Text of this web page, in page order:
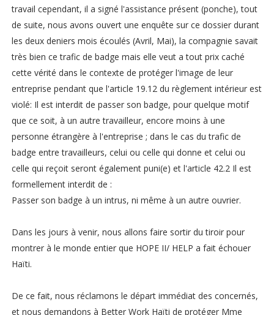
travail cependant, il a signé l'assistance présent (ponche), tout
de suite, nous avons ouvert une enquête sur ce dossier durant
les deux deniers mois écoulés (Avril, Mai), la compagnie savait
très bien ce trafic de badge mais elle veut a tout prix caché
cette vérité dans le contexte de protéger l'image de leur
entreprise pendant que l'article 19.12 du règlement intérieur est
violé: Il est interdit de passer son badge, pour quelque motif
que ce soit, à un autre travailleur, encore moins à une
personne étrangère à l'entreprise ; dans le cas du trafic de
badge entre travailleurs, celui ou celle qui donne et celui ou
celle qui reçoit seront également puni(e) et l'article 42.2 Il est
formellement interdit de :
Passer son badge à un intrus, ni même à un autre ouvrier.
Dans les jours à venir, nous allons faire sortir du tiroir pour
montrer à le monde entier que HOPE II/ HELP a fait échouer
Haïti.
De ce fait, nous réclamons le départ immédiat des concernés,
et nous demandons à Better Work Haïti de protéger Mme